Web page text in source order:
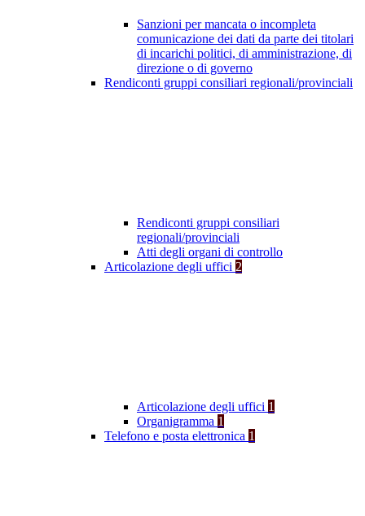
Sanzioni per mancata o incompleta
comunicazione dei dati da parte dei titolari
di incarichi politici, di amministrazione, di
direzione o di governo
Rendiconti gruppi consiliari regionali/provinciali
Rendiconti gruppi consiliari
regionali/provinciali
Atti degli organi di controllo
Articolazione degli uffici 2
Articolazione degli uffici 1
Organigramma 1
Telefono e posta elettronica 1